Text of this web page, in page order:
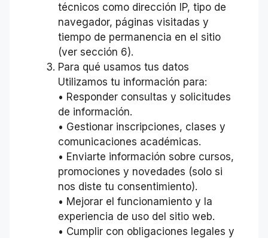
técnicos como dirección IP, tipo de
navegador, páginas visitadas y
tiempo de permanencia en el sitio
(ver sección 6).
Para qué usamos tus datos
Utilizamos tu información para:
• Responder consultas y solicitudes
de información.
• Gestionar inscripciones, clases y
comunicaciones académicas.
• Enviarte información sobre cursos,
promociones y novedades (solo si
nos diste tu consentimiento).
• Mejorar el funcionamiento y la
experiencia de uso del sitio web.
• Cumplir con obligaciones legales y